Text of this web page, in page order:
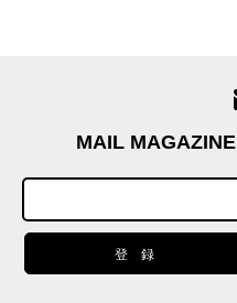
MAIL MAGAZINE